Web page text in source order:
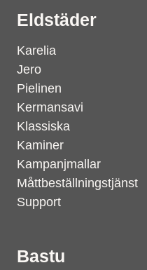
Eldstäder
Karelia
Jero
Pielinen
Kermansavi
Klassiska
Kaminer
Kampanjmallar
Måttbeställningstjänst
Support
Bastu